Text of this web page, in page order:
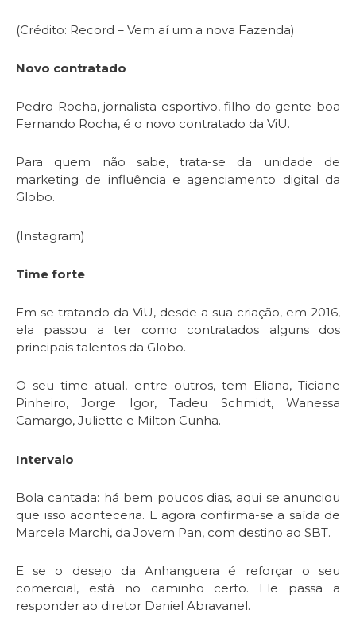
(Crédito: Record – Vem aí um a nova Fazenda)
Novo contratado
Pedro Rocha, jornalista esportivo, filho do gente boa
Fernando Rocha, é o novo contratado da ViU.
Para quem não sabe, trata-se da unidade de
marketing de influência e agenciamento digital da
Globo.
(Instagram)
Time forte
Em se tratando da ViU, desde a sua criação, em 2016,
ela passou a ter como contratados alguns dos
principais talentos da Globo.
O seu time atual, entre outros, tem Eliana, Ticiane
Pinheiro, Jorge Igor, Tadeu Schmidt, Wanessa
Camargo, Juliette e Milton Cunha.
Intervalo
Bola cantada: há bem poucos dias, aqui se anunciou
que isso aconteceria. E agora confirma-se a saída de
Marcela Marchi, da Jovem Pan, com destino ao SBT.
E se o desejo da Anhanguera é reforçar o seu
comercial, está no caminho certo. Ele passa a
responder ao diretor Daniel Abravanel.